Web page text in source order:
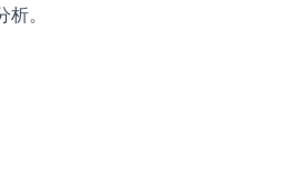
。